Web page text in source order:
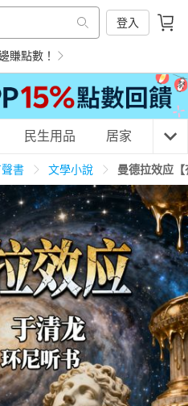
登入
賺點數！
養生保健 民生用品
運動休閒 親子玩具
化妝保養 情趣用品
民生用品 居家 3C
書 文學小說 曼德拉效应【